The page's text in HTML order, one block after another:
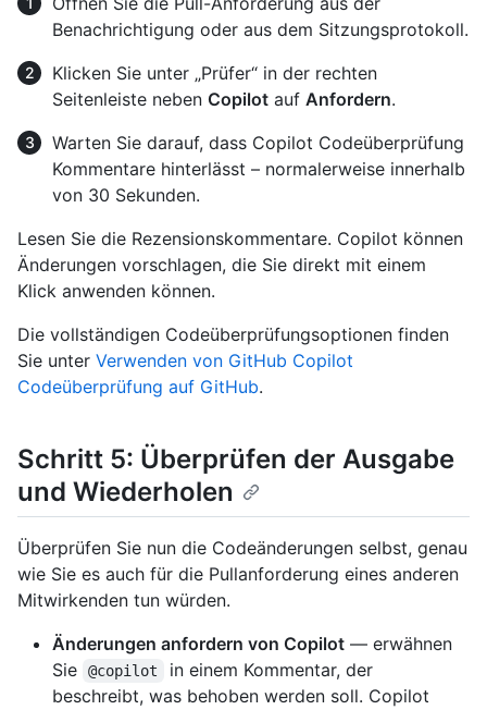
Benachrichtigung oder aus dem Sitzungsprotokoll.
Klicken Sie unter „Prüfer“ in der rechten
Seitenleiste neben Copilot auf Anfordern.
Warten Sie darauf, dass Copilot Codeüberprüfung
Kommentare hinterlässt – normalerweise innerhalb
von 30 Sekunden.
Lesen Sie die Rezensionskommentare. Copilot können
Änderungen vorschlagen, die Sie direkt mit einem
Klick anwenden können.
Die vollständigen Codeüberprüfungsoptionen finden
Sie unter Verwenden von GitHub Copilot
Codeüberprüfung auf GitHub.
Schritt 5: Überprüfen der Ausgabe
und Wiederholen
Überprüfen Sie nun die Codeänderungen selbst, genau
wie Sie es auch für die Pullanforderung eines anderen
Mitwirkenden tun würden.
Änderungen anfordern von Copilot — erwähnen
Sie
@copilot
in einem Kommentar, der
beschreibt, was behoben werden soll. Copilot